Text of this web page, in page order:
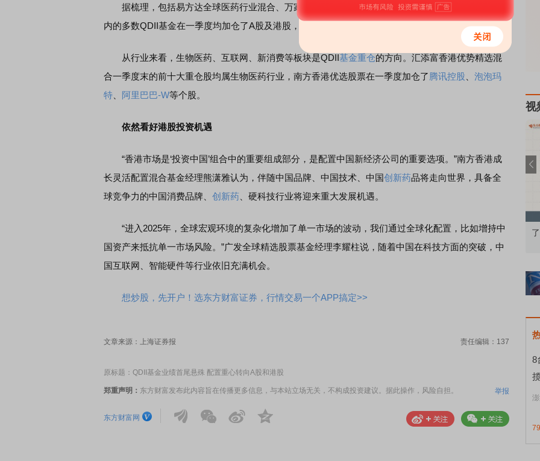
据梳理，包括易方达全球医药行业混合、万家全球成长一年持有期混合、富国蓝筹精选股票等在
内的多数QDII基金在一季度均加仓了A股及港股，并相应调降了美股市场的占比。
从行业来看，生物医药、互联网、新消费等板块是QDII基金重仓的方向。汇添富香港优势精选混
合一季度末的前十大重仓股均属生物医药行业，南方香港优选股票在一季度加仓了 腾讯控股
泡泡玛
特
阿里巴巴-W等个股。
依然看好港股投资机遇
“香港市场是‘投资中国’组合中的重要组成部分，是配置中国新经济公司的重要选项。”南方香港成
长灵活配置混合基金经理熊潇雅认为，伴随中国品牌、中国技术、中国创新药品将走向世界，具备全
球竞争力的中国消费品牌、 创新药 、硬科技行业将迎来重大发展机遇。
“进入2025年，全球宏观环境的复杂化增加了单一市场的波动，我们通过全球化配置，比如增持中
国资产来抵抗单一市场风险。”广发全球精选股票基金经理李耀柱说，随着中国在科技方面的突破，中
国互联网、智能硬件等行业依旧充满机会。
想炒股，先开户！选东方财富证券，行情交易一个APP搞定>>
文章来源：上海证券报 责任编辑：137
原标题：QDII基金业绩首尾悬殊 配置重心转向A股和港股
郑重声明： 东方财富发布此内容旨在传播更多信息，与本站立场无关，不构成投资建议。据此操作，风险自担。 举报
东方财富网
视
首席连线｜东方财富证券陈果：A股再平衡的
风，将吹向何处
债券知识通识：从基础认知到特色品种 了解北交所知
8
79